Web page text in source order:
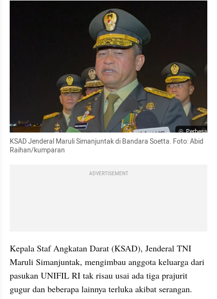
Perbesar
KSAD Jenderal Maruli Simanjuntak di Bandara Soetta. Foto: Abid
Raihan/kumparan
ADVERTISEMENT
Kepala Staf Angkatan Darat (KSAD), Jenderal TNI
Maruli Simanjuntak, mengimbau anggota keluarga dari
pasukan UNIFIL RI tak risau usai ada tiga prajurit
gugur dan beberapa lainnya terluka akibat serangan.